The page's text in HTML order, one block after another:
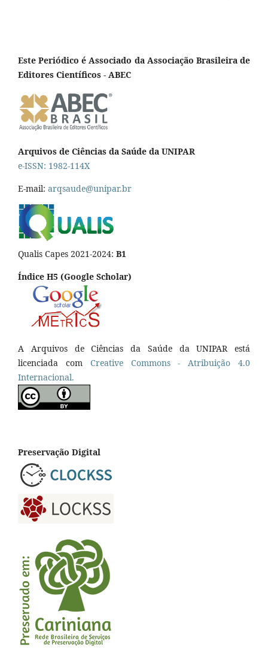
Este Periódico é Associado da Associação Brasileira de
Editores Científicos - ABEC
Arquivos de Ciências da Saúde da UNIPAR
e-ISSN: 1982-114X
E-mail: arqsaude@unipar.br
Qualis Capes 2021-2024: B1
Índice H5 (Google Scholar)
A Arquivos de Ciências da Saúde da UNIPAR está
licenciada com Creative Commons - Atribuição 4.0
Internacional.
Preservação Digital